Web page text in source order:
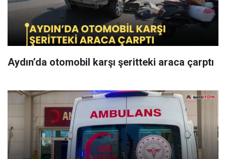
Aydın’da otomobil karşı şeritteki araca çarptı